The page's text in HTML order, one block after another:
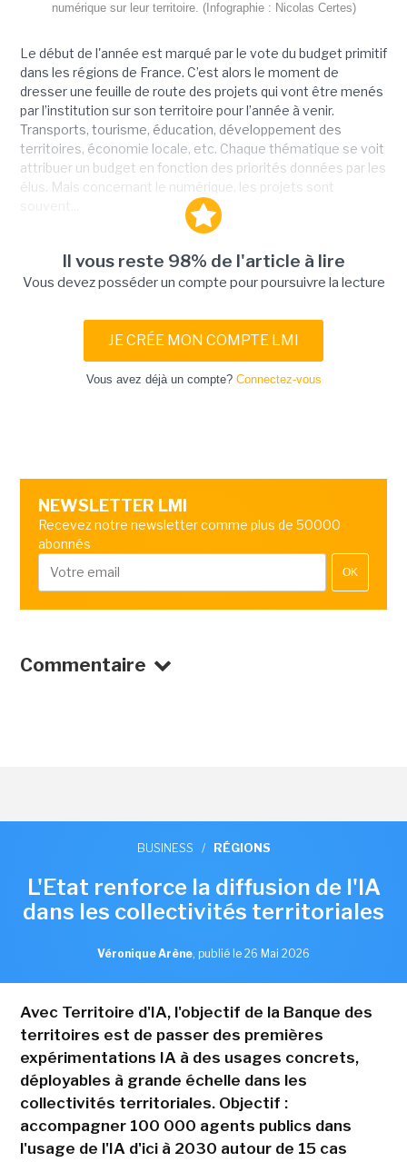
numérique sur leur territoire. (Infographie : Nicolas Certes)
Le début de l'année est marqué par le vote du budget primitif
dans les régions de France. C’est alors le moment de
dresser une feuille de route des projets qui vont être menés
par l’institution sur son territoire pour l’année à venir.
Transports, tourisme, éducation, développement des
territoires, économie locale, etc. Chaque thématique se voit
attribuer un budget en fonction des priorités données par les
élus. Mais concernant le numérique, les projets sont
Il vous reste 98% de l'article à lire
Vous devez posséder un compte pour poursuivre la lecture
JE CRÉE MON COMPTE LMI
Vous avez déjà un compte? Connectez-vous
NEWSLETTER LMI
Recevez notre newsletter comme plus de 50000
abonnés
OK
Commentaire
BUSINESS / RÉGIONS
L'Etat renforce la diffusion de l'IA
dans les collectivités territoriales
Véronique Arène, publié le 26 Mai 2026
Avec Territoire d'IA, l'objectif de la Banque des
territoires est de passer des premières
expérimentations IA à des usages concrets,
déployables à grande échelle dans les
collectivités territoriales. Objectif :
accompagner 100 000 agents publics dans
l'usage de l'IA d'ici à 2030 autour de 15 cas